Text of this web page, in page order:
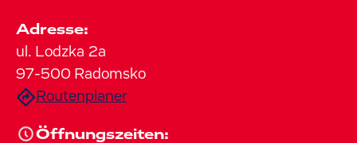
Adresse:
ul. Lodzka 2a
97-500 Radomsko
Routenplaner
Öffnungszeiten: